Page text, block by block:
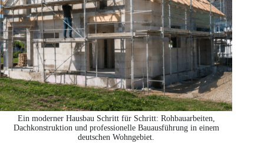
Ein moderner Hausbau Schritt für Schritt: Rohbauarbeiten,
Dachkonstruktion und professionelle Bauausführung in einem
deutschen Wohngebiet.